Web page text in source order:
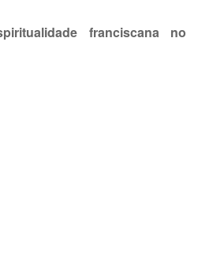
franciscana no